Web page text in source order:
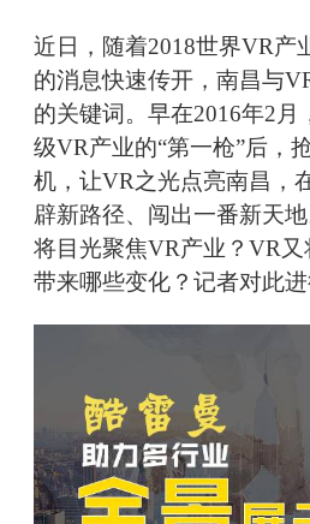
近日，随着2018世界VR产
的消息快速传开，南昌与
的关键词。早在2016年2
级VR产业的“第一枪”后，
机，让VR之光点亮南昌，
辟新路径、闯出一番新天
将目光聚焦VR产业？VR
带来哪些变化？记者对此进